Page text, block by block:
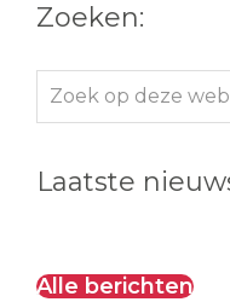
Zoeken:
Zoek
op
website
Laatste
Alle berichten